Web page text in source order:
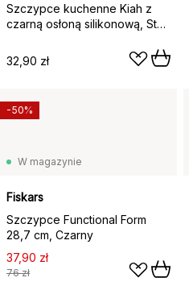
Szczypce kuchenne Kiah z
czarną osłoną silikonową, Stal
32,90 zł
W magazynie
Fiskars
Szczypce Functional Form
28,7 cm, Czarny
37,90 zł
76 zł
-50%